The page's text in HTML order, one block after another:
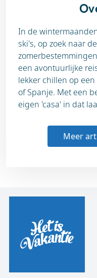
In de
ski's, op zoek naar
een avontuurlijke
lekker chillen op
of Spanje. Met een
eigen 'casa' in dat
Meer